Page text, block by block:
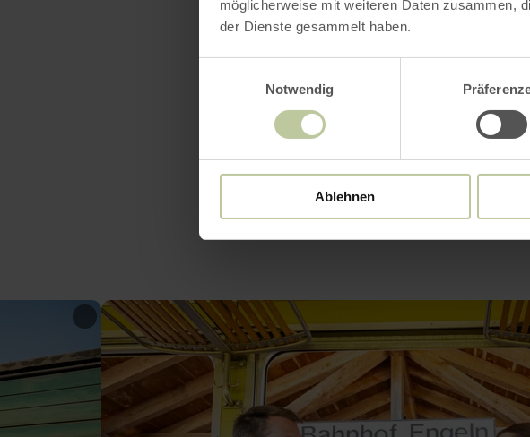
möglicherweise mit weiteren Daten zusammen,
der Dienste gesammelt haben.
Notwendig
Ablehnen